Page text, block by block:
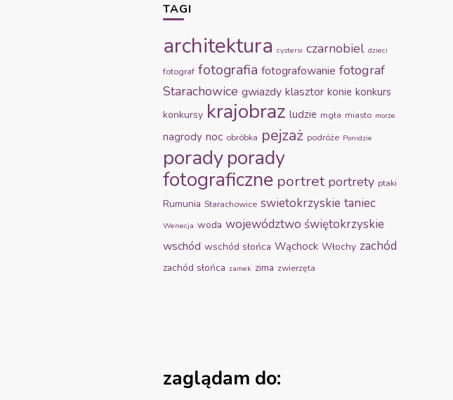
TAGI
architektura cystersi czarnobiel dzieci
fotograf fotografia fotografowanie fotograf
Starachowice gwiazdy klasztor konie konkurs
konkursy krajobraz ludzie mgła miasto morze
nagrody noc obróbka pejzaż podróże Ponidzie
poradyporady
fotograficzne portret portrety ptaki
Rumunia Starachowice swietokrzyskie taniec
Wenecja woda województwo świętokrzyskie
wschód wschód słońca Wąchock Włochy zachód
zachód słońca zamek zima zwierzęta
zaglądam do: